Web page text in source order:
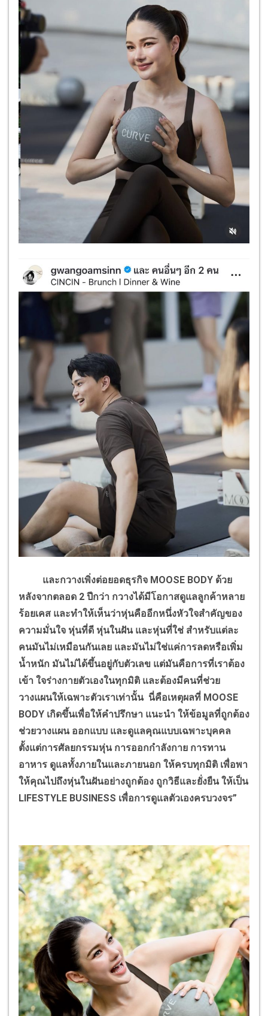
และกวางเพิ่งต่อยอดธุรกิจ MOOSE BODY ด้วย
หลังจากตลอด 2 ปีกว่า กวางได้มีโอกาสดูแลลูกค้าหลาย
ร้อยเคส และทำให้เห็นว่าหุ่นคืออีกหนึ่งหัวใจสำคัญของ
ความมั่นใจ หุ่นที่ดี หุ่นในฝัน และหุ่นที่ใช่ สำหรับแต่ละ
คนมันไม่เหมือนกันเลย และมันไม่ใช่แค่การลดหรือเพิ่ม
น้ำหนัก มันไม่ได้ขึ้นอยู่กับตัวเลข แต่มันคือการที่เราต้อง
เข้า ใจร่างกายตัวเองในทุกมิติ และต้องมีคนที่ช่วย
วางแผนให้เฉพาะตัวเราเท่านั้น นี่คือเหตุผลที่ MOOSE
BODY เกิดขึ้นเพื่อให้คำปรึกษา แนะนำ ให้ข้อมูลที่ถูกต้อง
ช่วยวางแผน ออกแบบ และดูแลคุณแบบเฉพาะบุคคล
ตั้งแต่การศัลยกรรมหุ่น การออกกำลังกาย การทาน
อาหาร ดูแลทั้งภายในและภายนอก ให้ครบทุกมิติ เพื่อพา
ให้คุณไปถึงหุ่นในฝันอย่างถูกต้อง ถูกวิธีและยั่งยืน ให้เป็น
LIFESTYLE BUSINESS เพื่อการดูแลตัวเองครบวงจร”